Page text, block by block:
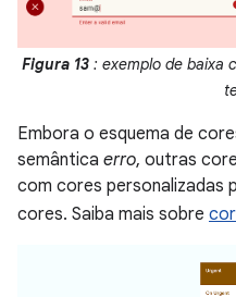
Figura 13 : exemplo de baixa
Embora o esquema de
semântica erro, outras
com cores personalizadas
cores. Saiba mais sobre